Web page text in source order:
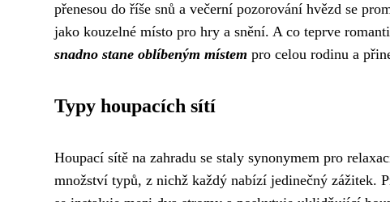
přenesou do říše snů a večerní pozorování hvězd se
jako kouzelné místo pro hry a snění. A co teprve
snadno stane oblíbeným místem pro celou rodinu a
Typy houpacích sítí
Houpací sítě na zahradu se staly synonymem pro
množství typů, z nichž každý nabízí jedinečný zážitek.